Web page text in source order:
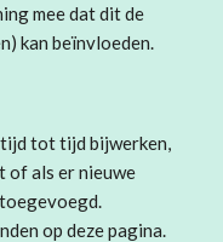
mee dat dit de
kan beïnvloeden.
tijd tot tijd bijwerken,
of als er nieuwe
op deze pagina.